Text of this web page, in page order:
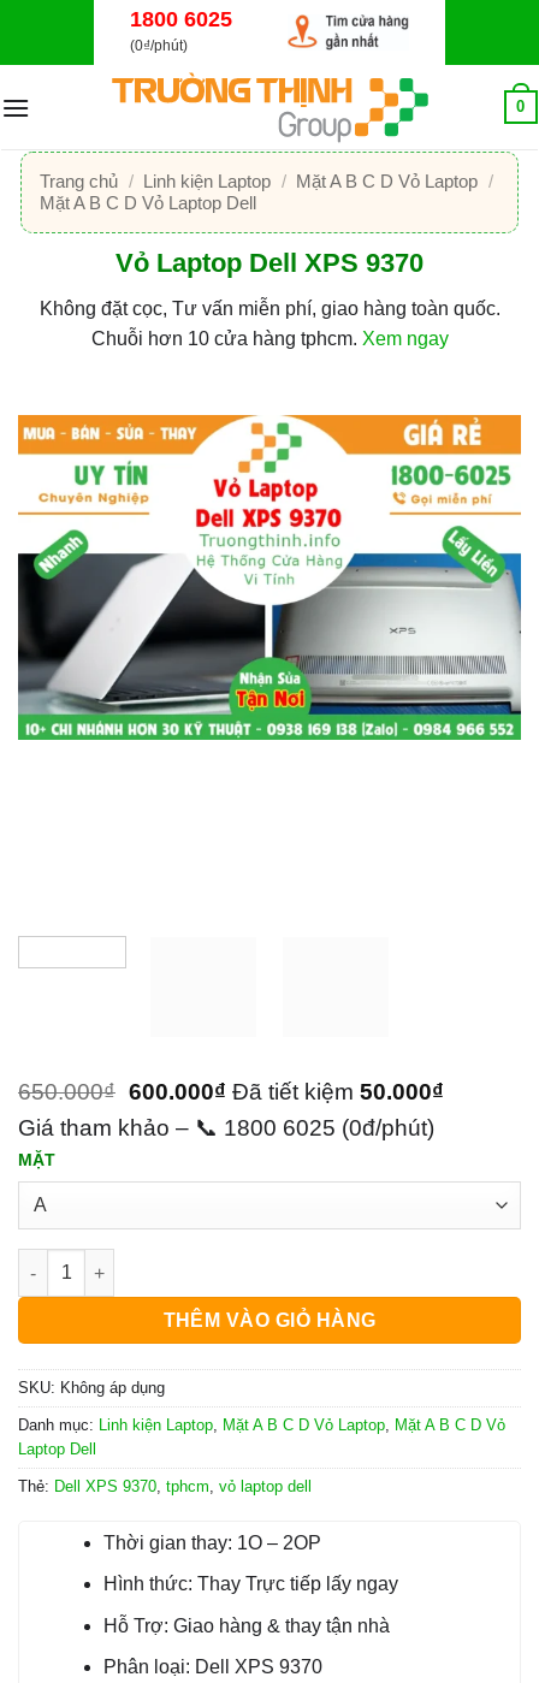
dung
1800 6025
(0₫/phút)
0
Trang chủ / Linh kiện Laptop / Mặt A B C D Vỏ Laptop /
Mặt A B C D Vỏ Laptop Dell
Vỏ Laptop Dell XPS 9370
Không đặt cọc, Tư vấn miễn phí, giao hàng toàn quốc.
Chuỗi hơn 10 cửa hàng tphcm. Xem ngay
650.000₫ 600.000₫ Đã tiết kiệm 50.000₫
Giá tham khảo – 📞 1800 6025 (0đ/phút)
MẶT
Vỏ Laptop Dell XPS 9370 số lượng
THÊM VÀO GIỎ HÀNG
SKU: Không áp dụng
Danh mục: Linh kiện Laptop Mặt A B C D Vỏ Laptop
Mặt A B C D Vỏ
Laptop Dell
Thẻ: Dell XPS 9370 tphcm vỏ laptop dell
Thời gian thay: 1O – 2OP
Hình thức: Thay Trực tiếp lấy ngay
Hỗ Trợ: Giao hàng & thay tận nhà
Phân loại: Dell XPS 9370